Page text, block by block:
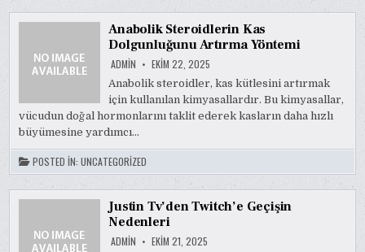
Anabolik Steroidlerin Kas
Dolgunluğunu Artırma Yöntemi
ADMIN EKIM 22, 2025
Anabolik steroidler, kas kütlesini artırmak
için kullanılan kimyasallardır. Bu kimyasallar,
vücudun doğal hormonlarını taklit ederek kasların daha hızlı
büyümesine yardımcı…
POSTED IN:UNCATEGORIZED
Justin Tv’den Twitch’e Geçişin
Nedenleri
ADMIN EKIM 21, 2025